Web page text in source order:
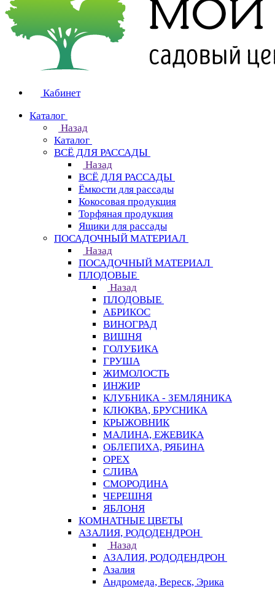
Кабинет
Каталог
Назад
Каталог
ВСЁ ДЛЯ РАССАДЫ
Назад
ВСЁ ДЛЯ РАССАДЫ
Ёмкости для рассады
Кокосовая продукция
Торфяная продукция
Ящики для рассады
ПОСАДОЧНЫЙ МАТЕРИАЛ
Назад
ПОСАДОЧНЫЙ МАТЕРИАЛ
ПЛОДОВЫЕ
Назад
ПЛОДОВЫЕ
АБРИКОС
ВИНОГРАД
ВИШНЯ
ГОЛУБИКА
ГРУША
ЖИМОЛОСТЬ
ИНЖИР
КЛУБНИКА - ЗЕМЛЯНИКА
КЛЮКВА, БРУСНИКА
КРЫЖОВНИК
МАЛИНА, ЕЖЕВИКА
ОБЛЕПИХА, РЯБИНА
ОРЕХ
СЛИВА
СМОРОДИНА
ЧЕРЕШНЯ
ЯБЛОНЯ
КОМНАТНЫЕ ЦВЕТЫ
АЗАЛИЯ, РОДОДЕНДРОН
Назад
АЗАЛИЯ, РОДОДЕНДРОН
Азалия
Андромеда, Вереск, Эрика